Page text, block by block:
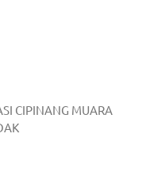
CIPINANG MUARA